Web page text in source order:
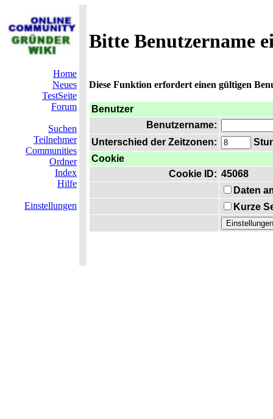
Bitte Benutzername
Home
Neues
TestSeite
Forum
Suchen
Teilnehmer
Communities
Ordner
Index
Hilfe
Einstellungen
Diese Funktion erfordert einen gültigen
Benutzer
Benutzername:
Unterschied der Zeitzonen:
Cookie
Cookie ID: 45068
Daten
Kurze